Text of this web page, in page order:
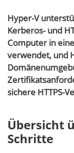
Hyper-V
Kerberos- und
Computer in
verwendet, und
sichere HTTPS-
Übersicht
Schritte